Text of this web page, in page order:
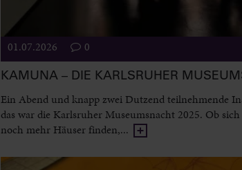
01.07.2026 0
KAMUNA – DIE KARLSRUHER
Ein Abend und knapp zwei Dutzend teilnehmende
das war die Karlsruher Museumsnacht 2025. Ob sich
noch mehr Häuser finden,...